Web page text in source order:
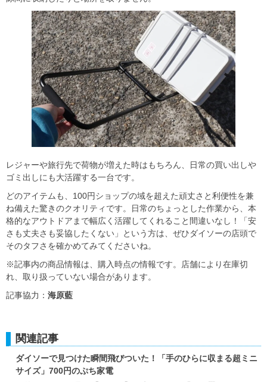
レジャーや旅行先で荷物が増えた時はもちろん、日常の買い出しや
ゴミ出しにも大活躍する一台です。
どのアイテムも、100円ショップの域を超えた頑丈さと利便性を兼
ね備えた驚きのクオリティです。日常のちょっとした作業から、本
格的なアウトドアまで幅広く活躍してくれること間違いなし！「安
さも丈夫さも妥協したくない」という方は、ぜひダイソーの店頭で
そのタフさを確かめてみてくださいね。
※記事内の商品情報は、購入時点の情報です。店舗により在庫切
れ、取り扱っていない場合があります。
記事協力： 海原藍
関連記事
ダイソーで見つけた瞬間飛びついた！「手のひらに収まる超ミニ
サイズ」700円のぷち家電